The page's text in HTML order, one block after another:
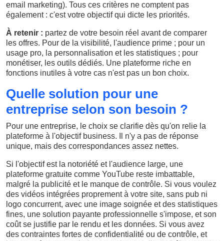
email marketing). Tous ces critères ne comptent pas
également : c'est votre objectif qui dicte les priorités.
À retenir : partez de votre besoin réel avant de comparer
les offres. Pour de la visibilité, l'audience prime ; pour un
usage pro, la personnalisation et les statistiques ; pour
monétiser, les outils dédiés. Une plateforme riche en
fonctions inutiles à votre cas n'est pas un bon choix.
Quelle solution pour une
entreprise selon son besoin ?
Pour une entreprise, le choix se clarifie dès qu'on relie la
plateforme à l'objectif business. Il n'y a pas de réponse
unique, mais des correspondances assez nettes.
Si l'objectif est la notoriété et l'audience large, une
plateforme gratuite comme YouTube reste imbattable,
malgré la publicité et le manque de contrôle. Si vous voulez
des vidéos intégrées proprement à votre site, sans pub ni
logo concurrent, avec une image soignée et des statistiques
fines, une solution payante professionnelle s'impose, et son
coût se justifie par le rendu et les données. Si vous avez
des contraintes fortes de confidentialité ou de contrôle, et